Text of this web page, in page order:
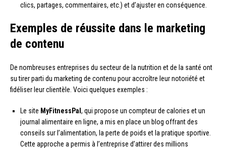
clics, partages, commentaires, etc.) et d’ajuster en conséquence.
Exemples de réussite dans le marketing
de contenu
De nombreuses entreprises du secteur de la nutrition et de la santé ont
su tirer parti du marketing de contenu pour accroître leur notoriété et
fidéliser leur clientèle. Voici quelques exemples :
Le site MyFitnessPal , qui propose un compteur de calories et un
journal alimentaire en ligne, a mis en place un blog offrant des
conseils sur l’alimentation, la perte de poids et la pratique sportive.
Cette approche a permis à l’entreprise d’attirer des millions